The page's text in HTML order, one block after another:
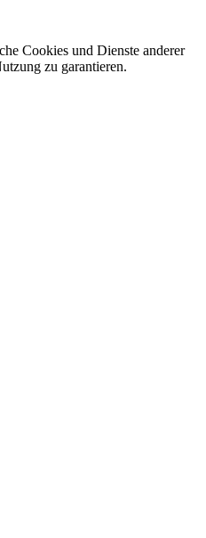
Cookies und Dienste anderer
zu garantieren.